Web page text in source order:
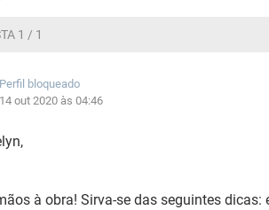
1 / 1
Perfil bloqueado
14 out 2020 às 04:46
à obra! Sirva-se das seguintes